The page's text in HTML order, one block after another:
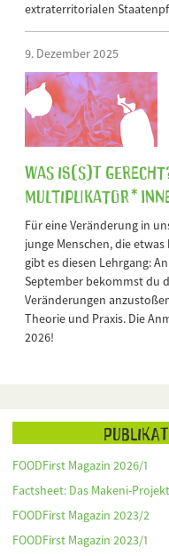
extraterritorialen
9. Dezember 2025
Was is(s)t
Für eine Veränderung in
junge Menschen, die
gibt es diesen Lehrgang:
September bekommst du
Veränderungen
Theorie und Praxis. Die
2026!
FOODFirst Magazin 2026/1
Factsheet: Das Makeni-Projekt
FOODFirst Magazin 2023/2
FOODFirst Magazin 2023/1